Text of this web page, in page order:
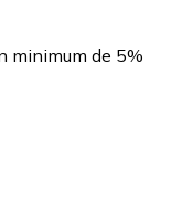
minimum de 5%